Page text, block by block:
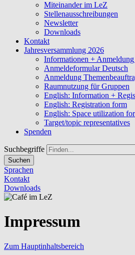
Miteinander im LeZ
Stellenausschreibungen
Newsletter
Downloads
Kontakt
Jahresversammlung 2026
Informationen + Anmeldung
Anmeldeformular Deutsch
Anmeldung
Raumnutzung für Gruppen
English: Information +
English: Registration form
English: Space utilization
Target/topic representatives
Spenden
Suchbegriffe
Suchen
Sprachen
Kontakt
Downloads
Impressum
Zum Hauptinhaltsbereich